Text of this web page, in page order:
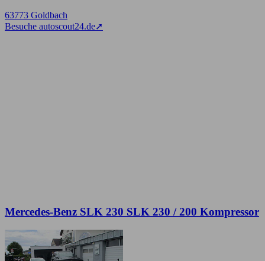
63773 Goldbach
Besuche autoscout24.de➚
Mercedes-Benz SLK 230 SLK 230 / 200 Kompressor